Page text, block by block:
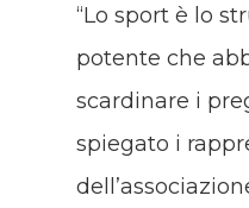
“Lo sport è lo
potente che
scardinare i
spiegato i